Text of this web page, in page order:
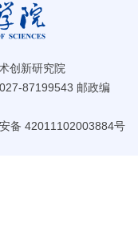
创新研究院
87199543 邮政编
备 42011102003884号